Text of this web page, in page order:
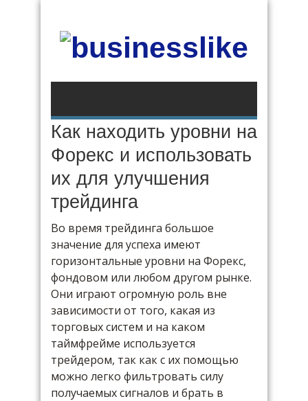
Как находить уровни на
Форекс и использовать
их для улучшения
трейдинга
Во время трейдинга большое
значение для успеха имеют
горизонтальные уровни на Форекс,
фондовом или любом другом рынке.
Они играют огромную роль вне
зависимости от того, какая из
торговых систем и на каком
таймфрейме используется
трейдером, так как с их помощью
можно легко фильтровать силу
получаемых сигналов и брать в